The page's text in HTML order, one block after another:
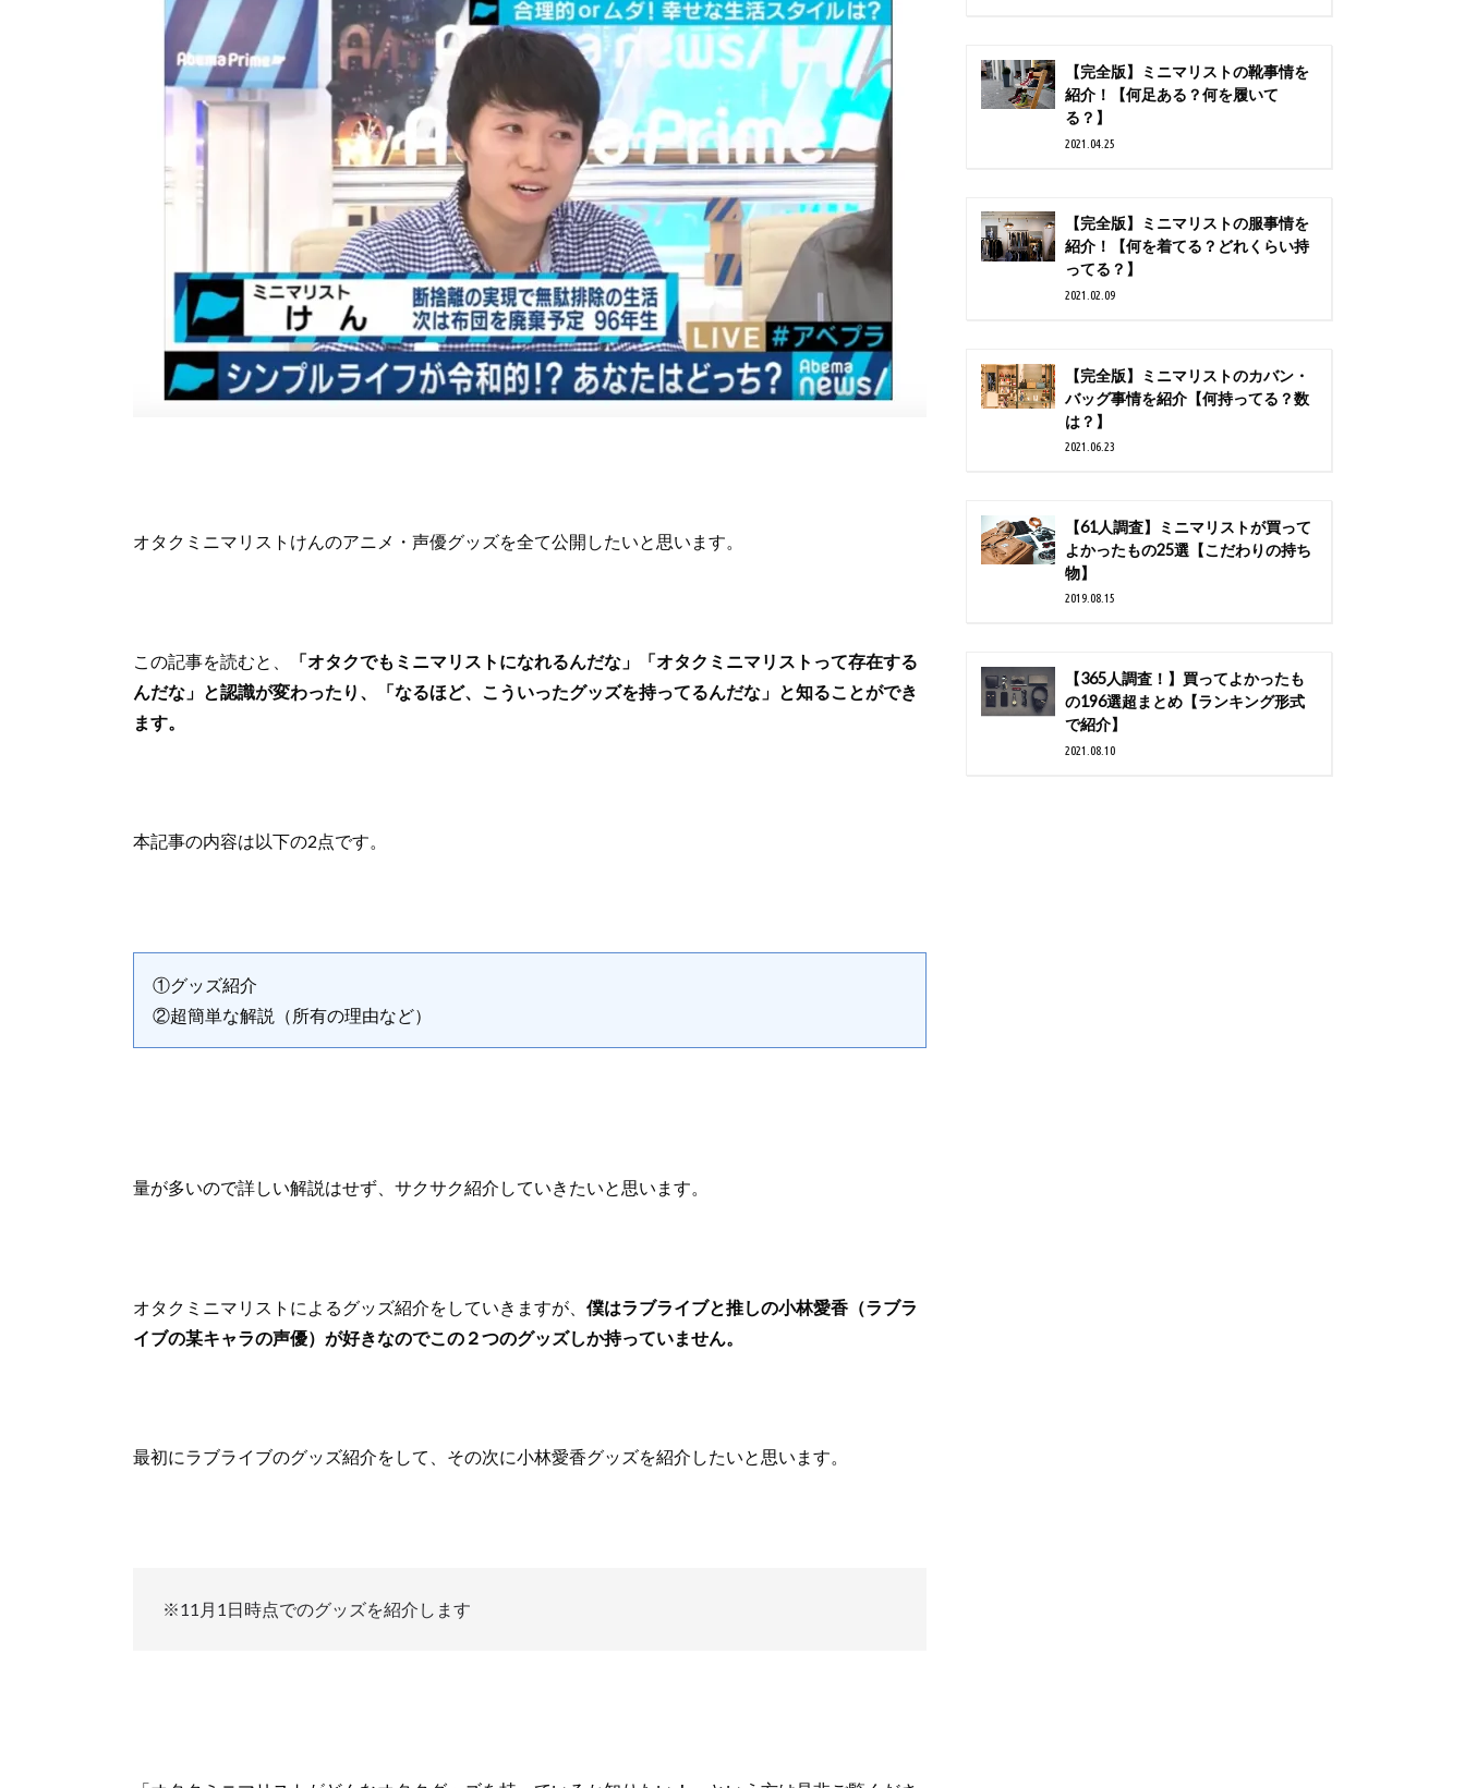
オタクミニマリストけんのアニメ・声優グッズを全て公開したいと思います。
この記事を読むと、
「オタクでもミニマリストになれるんだな」「オタクミニマリストって存在する
んだな」と認識が変わったり、「なるほど、こういったグッズを持ってるんだな」と知ることができ
ます。
本記事の内容は以下の2点です。
①グッズ紹介
②超簡単な解説（所有の理由など）
量が多いので詳しい解説はせず、サクサク紹介していきたいと思います。
オタクミニマリストによるグッズ紹介をしていきますが、 僕はラブライブと推しの小林愛香（ラブラ
イブの某キャラの声優）が好きなのでこの２つのグッズしか持っていません。
最初にラブライブのグッズ紹介をして、その次に小林愛香グッズを紹介したいと思います。
※11月1日時点でのグッズを紹介します
【完全版】ミニマリストの靴事情を
紹介！【何足ある？何を履いて
る？】
2021.04.25
【完全版】ミニマリストの服事情を
紹介！【何を着てる？どれくらい持
ってる？】
2021.02.09
【完全版】ミニマリストのカバン・
バッグ事情を紹介【何持ってる？数
は？】
2021.06.23
【61人調査】ミニマリストが買って
よかったもの25選【こだわりの持ち
物】
2019.08.15
【365人調査！】買ってよかったも
の196選超まとめ【ランキング形式
で紹介】
2021.08.10